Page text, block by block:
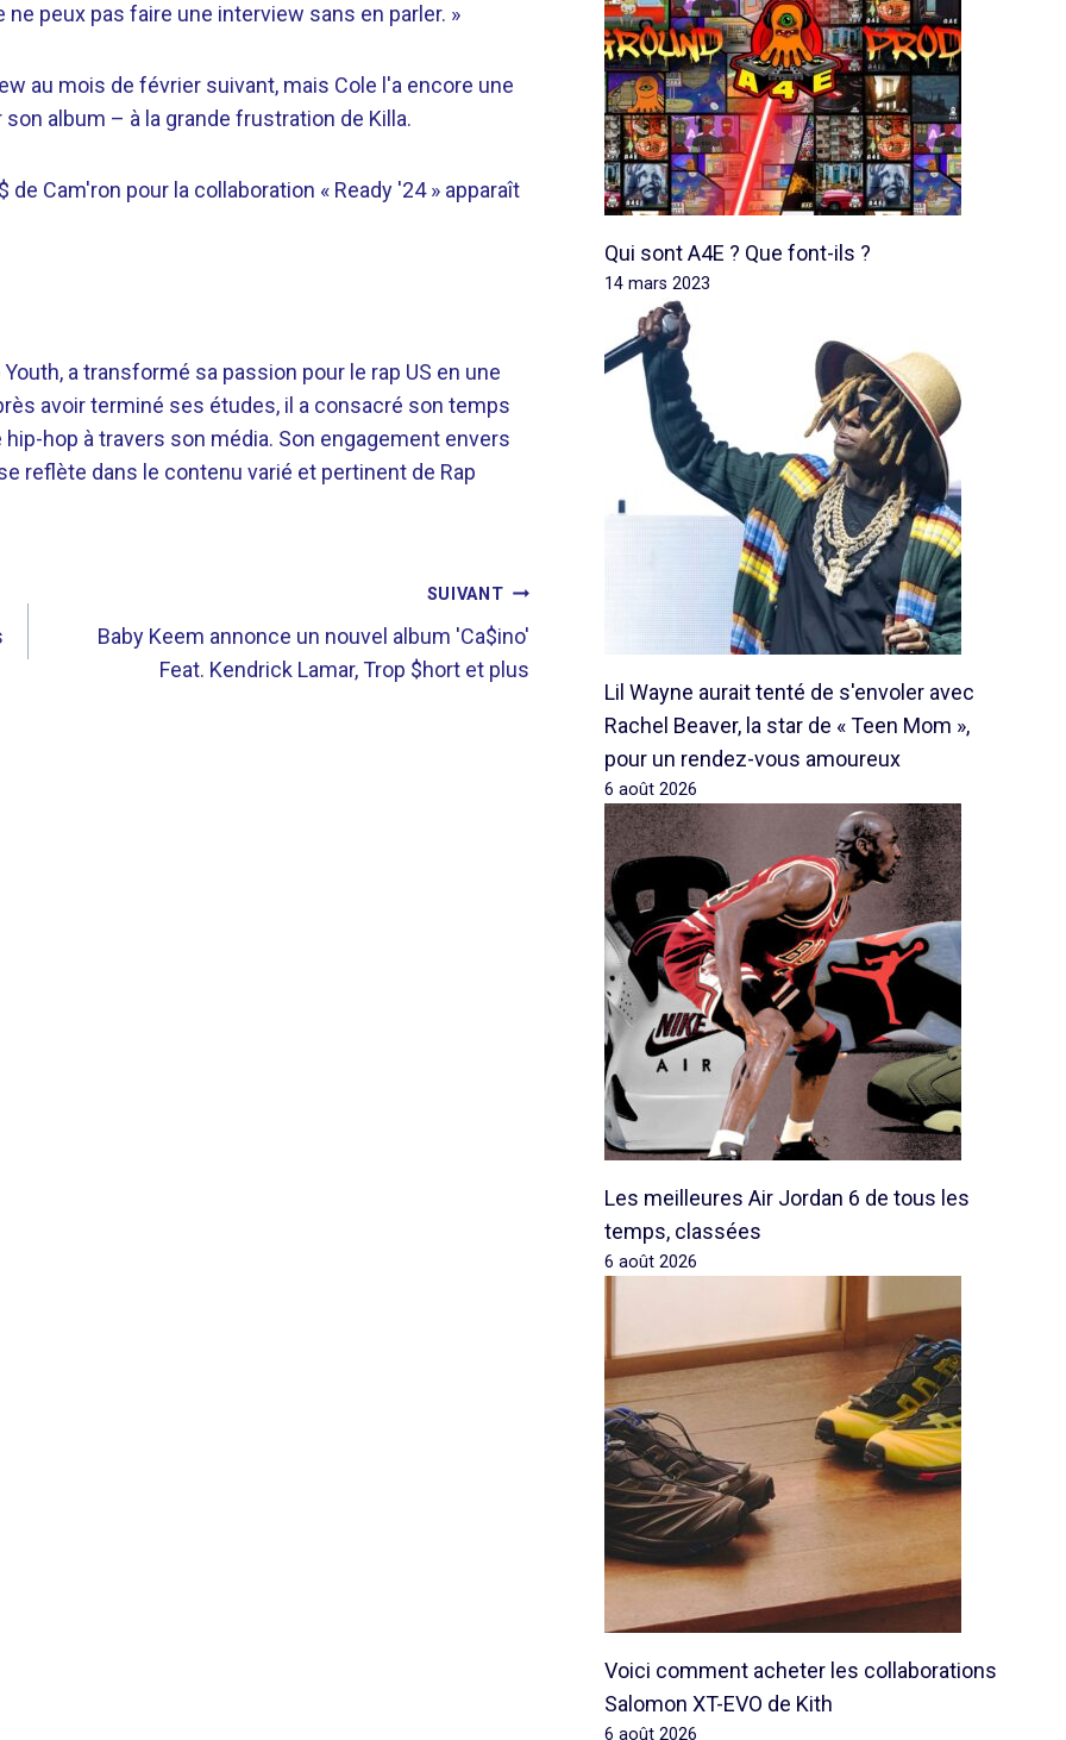
peux pas faire une interview sans en parler. »
au mois de février suivant, mais Cole l'a encore une
album – à la grande frustration de Killa.
Cam'ron pour la collaboration « Ready '24 » apparaît
a transformé sa passion pour le rap US en une
avoir terminé ses études, il a consacré son temps
hop à travers son média. Son engagement envers
reflète dans le contenu varié et pertinent de Rap
SUIVANT
Baby Keem annonce un nouvel album 'Ca$ino'
Feat. Kendrick Lamar, Trop $hort et plus
Qui sont A4E ? Que font-ils ?
14 mars 2023
Lil Wayne aurait tenté de s'envoler avec
Rachel Beaver, la star de « Teen Mom »,
pour un rendez-vous amoureux
6 août 2026
Les meilleures Air Jordan 6 de tous les
temps, classées
6 août 2026
Voici comment acheter les collaborations
Salomon XT-EVO de Kith
6 août 2026